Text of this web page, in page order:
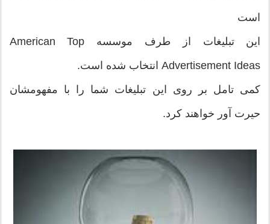
است
این تبلیغات از طرف موسسه American Top
Advertisement Ideas انتخاب شده است.
کمی تامل بر روی این تبلیغات شما را با مفهومشان
حیرت آور خواهند کرد.